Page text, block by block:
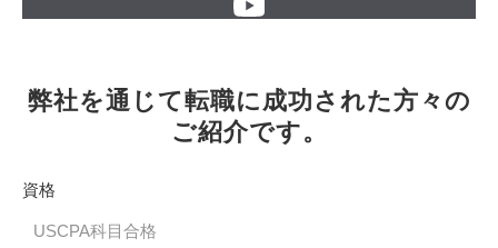
弊社を通じて転職に成功された方々の
ご紹介です。
資格
USCPA科目合格